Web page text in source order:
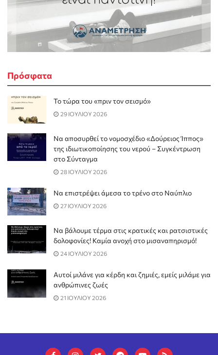
Πρόσφατα
Το τώρα του «πριν τον σεισμό»
29 ΙΟΥΛΙΟΥ 2026
Να αποσυρθεί το νομοσχέδιο «Δούρειος Ίππος»
της ιδιωτικοποίησης του νερού – Συγκέντρωση
στο Σύνταγμα
28 ΙΟΥΛΙΟΥ 2026
Να επιστρέψει άμεσα το τρένο στο Ναύπλιο
27 ΙΟΥΛΙΟΥ 2026
Να βάλουμε τέρμα στις κρατικές και ρατσιστικές
δολοφονίες! Καμία ανοχή στο μισαναπηρισμό!
24 ΙΟΥΛΙΟΥ 2026
Αυτοί μιλάνε για κέρδη και ζημιές, εμείς μιλάμε για
ανθρώπινες ζωές
21 ΙΟΥΛΙΟΥ 2026